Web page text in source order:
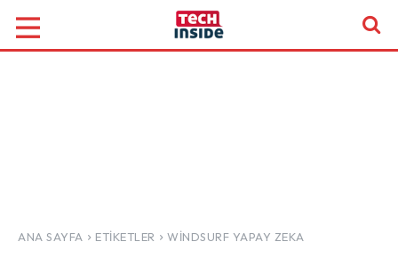
ANA SAYFA ETIKETLER WINDSURF YAPAY ZEKA